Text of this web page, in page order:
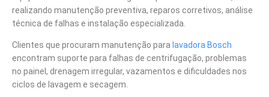
realizando manutenção preventiva, reparos corretivos, análise
técnica de falhas e instalação especializada.
Clientes que procuram manutenção para lavadora Bosch
encontram suporte para falhas de centrifugação, problemas
no painel, drenagem irregular, vazamentos e dificuldades nos
ciclos de lavagem e secagem.